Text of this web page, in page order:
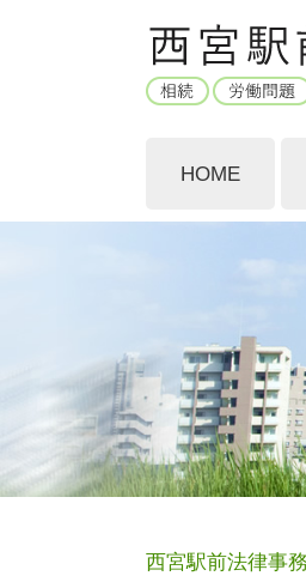
HOME
西宮駅前法律事